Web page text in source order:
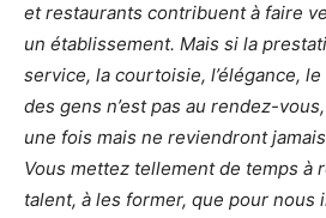
et restaurants contribuent à faire
un établissement. Mais si la
service, la courtoisie, l’élégance,
des gens n’est pas au rendez-
une fois mais ne reviendront
Vous mettez tellement de temps à
talent, à les former, que pour nous